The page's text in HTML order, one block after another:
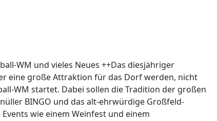
WM und vieles Neues ++Das diesjähriger
eine große Attraktion für das Dorf werden, nicht
WM startet. Dabei sollen die Tradition der großen
BINGO und das alt-ehrwürdige Großfeld-
wie einem Weinfest und einem